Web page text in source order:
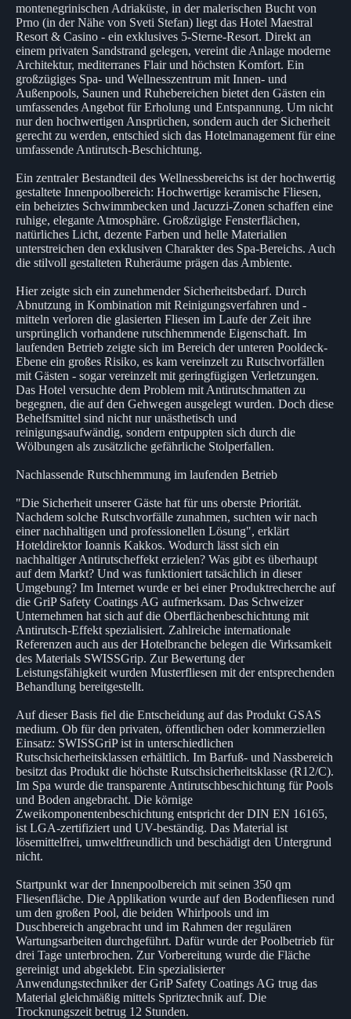
montenegrinischen Adriaküste, in der malerischen Bucht von
Prno (in der Nähe von Sveti Stefan) liegt das Hotel Maestral
Resort & Casino - ein exklusives 5-Sterne-Resort. Direkt an
einem privaten Sandstrand gelegen, vereint die Anlage moderne
Architektur, mediterranes Flair und höchsten Komfort. Ein
großzügiges Spa- und Wellnesszentrum mit Innen- und
Außenpools, Saunen und Ruhebereichen bietet den Gästen ein
umfassendes Angebot für Erholung und Entspannung. Um nicht
nur den hochwertigen Ansprüchen, sondern auch der Sicherheit
gerecht zu werden, entschied sich das Hotelmanagement für eine
umfassende Antirutsch-Beschichtung.
Ein zentraler Bestandteil des Wellnessbereichs ist der hochwertig
gestaltete Innenpoolbereich: Hochwertige keramische Fliesen,
ein beheiztes Schwimmbecken und Jacuzzi-Zonen schaffen eine
ruhige, elegante Atmosphäre. Großzügige Fensterflächen,
natürliches Licht, dezente Farben und helle Materialien
unterstreichen den exklusiven Charakter des Spa-Bereichs. Auch
die stilvoll gestalteten Ruheräume prägen das Ambiente.
Hier zeigte sich ein zunehmender Sicherheitsbedarf. Durch
Abnutzung in Kombination mit Reinigungsverfahren und -
mitteln verloren die glasierten Fliesen im Laufe der Zeit ihre
ursprünglich vorhandene rutschhemmende Eigenschaft. Im
laufenden Betrieb zeigte sich im Bereich der unteren Pooldeck-
Ebene ein großes Risiko, es kam vereinzelt zu Rutschvorfällen
mit Gästen - sogar vereinzelt mit geringfügigen Verletzungen.
Das Hotel versuchte dem Problem mit Antirutschmatten zu
begegnen, die auf den Gehwegen ausgelegt wurden. Doch diese
Behelfsmittel sind nicht nur unästhetisch und
reinigungsaufwändig, sondern entpuppten sich durch die
Wölbungen als zusätzliche gefährliche Stolperfallen.
Nachlassende Rutschhemmung im laufenden Betrieb
"Die Sicherheit unserer Gäste hat für uns oberste Priorität.
Nachdem solche Rutschvorfälle zunahmen, suchten wir nach
einer nachhaltigen und professionellen Lösung", erklärt
Hoteldirektor Ioannis Kakkos. Wodurch lässt sich ein
nachhaltiger Antirutscheffekt erzielen? Was gibt es überhaupt
auf dem Markt? Und was funktioniert tatsächlich in dieser
Umgebung? Im Internet wurde er bei einer Produktrecherche auf
die GriP Safety Coatings AG aufmerksam. Das Schweizer
Unternehmen hat sich auf die Oberflächenbeschichtung mit
Antirutsch-Effekt spezialisiert. Zahlreiche internationale
Referenzen auch aus der Hotelbranche belegen die Wirksamkeit
des Materials SWISSGrip. Zur Bewertung der
Leistungsfähigkeit wurden Musterfliesen mit der entsprechenden
Behandlung bereitgestellt.
Auf dieser Basis fiel die Entscheidung auf das Produkt GSAS
medium. Ob für den privaten, öffentlichen oder kommerziellen
Einsatz: SWISSGriP ist in unterschiedlichen
Rutschsicherheitsklassen erhältlich. Im Barfuß- und Nassbereich
besitzt das Produkt die höchste Rutschsicherheitsklasse (R12/C).
Im Spa wurde die transparente Antirutschbeschichtung für Pools
und Boden angebracht. Die körnige
Zweikomponentenbeschichtung entspricht der DIN EN 16165,
ist LGA-zertifiziert und UV-beständig. Das Material ist
lösemittelfrei, umweltfreundlich und beschädigt den Untergrund
nicht.
Startpunkt war der Innenpoolbereich mit seinen 350 qm
Fliesenfläche. Die Applikation wurde auf den Bodenfliesen rund
um den großen Pool, die beiden Whirlpools und im
Duschbereich angebracht und im Rahmen der regulären
Wartungsarbeiten durchgeführt. Dafür wurde der Poolbetrieb für
drei Tage unterbrochen. Zur Vorbereitung wurde die Fläche
gereinigt und abgeklebt. Ein spezialisierter
Anwendungstechniker der GriP Safety Coatings AG trug das
Material gleichmäßig mittels Spritztechnik auf. Die
Trocknungszeit betrug 12 Stunden.